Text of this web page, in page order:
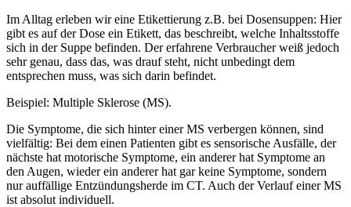
Im Alltag erleben wir eine Etikettierung z.B. bei Dosensuppen: Hier
gibt es auf der Dose ein Etikett, das beschreibt, welche Inhaltsstoffe
sich in der Suppe befinden. Der erfahrene Verbraucher weiß jedoch
sehr genau, dass das, was drauf steht, nicht unbedingt dem
entsprechen muss, was sich darin befindet.
Beispiel: Multiple Sklerose (MS).
Die Symptome, die sich hinter einer MS verbergen können, sind
vielfältig: Bei dem einen Patienten gibt es sensorische Ausfälle, der
nächste hat motorische Symptome, ein anderer hat Symptome an
den Augen, wieder ein anderer hat gar keine Symptome, sondern
nur auffällige Entzündungsherde im CT. Auch der Verlauf einer MS
ist absolut individuell.